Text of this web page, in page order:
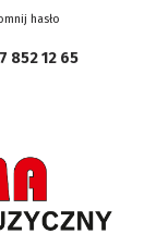
hasło
852 12 65